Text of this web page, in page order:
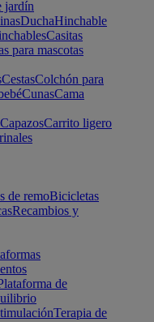
jardín
DuchaHinchable
Casitas
para mascotas
CestasColchón para
CunasCama
CapazosCarrito ligero
de remoBicicletas
Recambios y
de
Terapia de